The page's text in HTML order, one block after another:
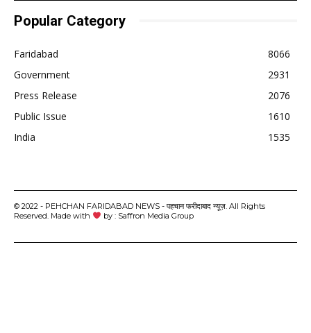
Popular Category
Faridabad
8066
Government
2931
Press Release
2076
Public Issue
1610
India
1535
© 2022 - PEHCHAN FARIDABAD NEWS - पहचान फरीदाबाद न्यूज़. All Rights
Reserved. Made with
by : Saffron Media Group